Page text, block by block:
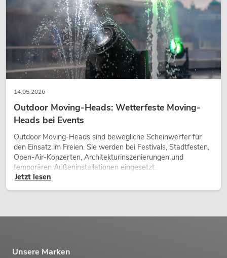
14.05.2026
Outdoor Moving-Heads: Wetterfeste Moving-
Heads bei Events
Outdoor Moving-Heads sind bewegliche Scheinwerfer für
den Einsatz im Freien. Sie werden bei Festivals, Stadtfesten,
Open-Air-Konzerten, Architekturinszenierungen und
temporären Außeninstallationen eingesetzt.
Jetzt lesen
Unsere Marken